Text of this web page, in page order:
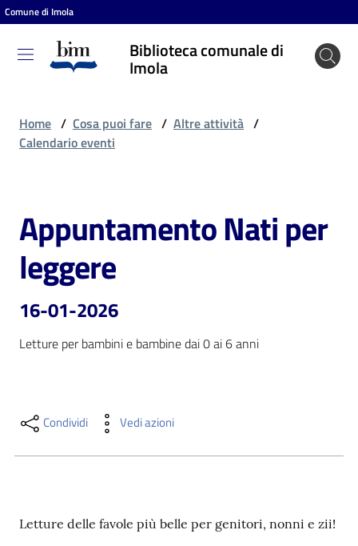
Vai al contenuto
Vai alla navigazione
Vai al footer
Comune di Imola
Biblioteca comunale di
Imola
Biblioteca
comunale
Cosa
puoi
fare
Scopri
Home / Cosa puoi fare / Altre attività /
Calendario eventi
Salta al contenuto
Appuntamento Nati per
leggere
16-01-2026
Letture per bambini e bambine dai 0 ai 6 anni
Condividi Vedi azioni
Letture delle favole più belle per genitori, nonni e zii!